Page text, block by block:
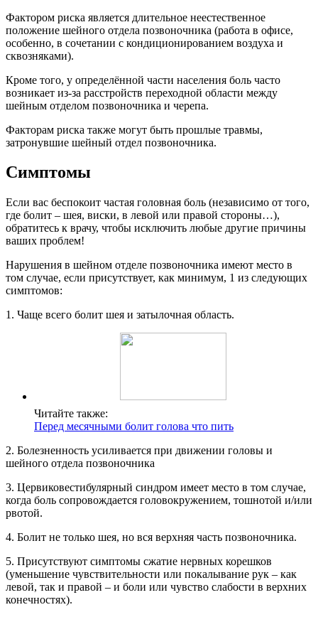
Фактором риска является длительное неестественное
положение шейного отдела позвоночника (работа в офисе,
особенно, в сочетании с кондиционированием воздуха и
сквозняками).
Кроме того, у определённой части населения боль часто
возникает из-за расстройств переходной области между
шейным отделом позвоночника и черепа.
Факторам риска также могут быть прошлые травмы,
затронувшие шейный отдел позвоночника.
Симптомы
Если вас беспокоит частая головная боль (независимо от того,
где болит – шея, виски, в левой или правой стороны…),
обратитесь к врачу, чтобы исключить любые другие причины
ваших проблем!
Нарушения в шейном отделе позвоночника имеют место в
том случае, если присутствует, как минимум, 1 из следующих
симптомов:
1. Чаще всего болит шея и затылочная область.
Читайте также:
Перед месячными болит голова что пить
2. Болезненность усиливается при движении головы и
шейного отдела позвоночника
3. Цервиковестибулярный синдром имеет место в том случае,
когда боль сопровождается головокружением, тошнотой и/или
рвотой.
4. Болит не только шея, но вся верхняя часть позвоночника.
5. Присутствуют симптомы сжатие нервных корешков
(уменьшение чувствительности или покалывание рук – как
левой, так и правой – и боли или чувство слабости в верхних
конечностях).